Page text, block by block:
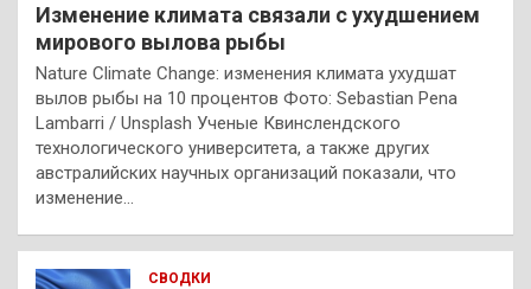
Изменение климата связали с ухудшением
мирового вылова рыбы
Nature Climate Change: изменения климата ухудшат
вылов рыбы на 10 процентов Фото: Sebastian Pena
Lambarri / Unsplash Ученые Квинслендского
технологического университета, а также других
австралийских научных организаций показали, что
изменение…
СВОДКИ